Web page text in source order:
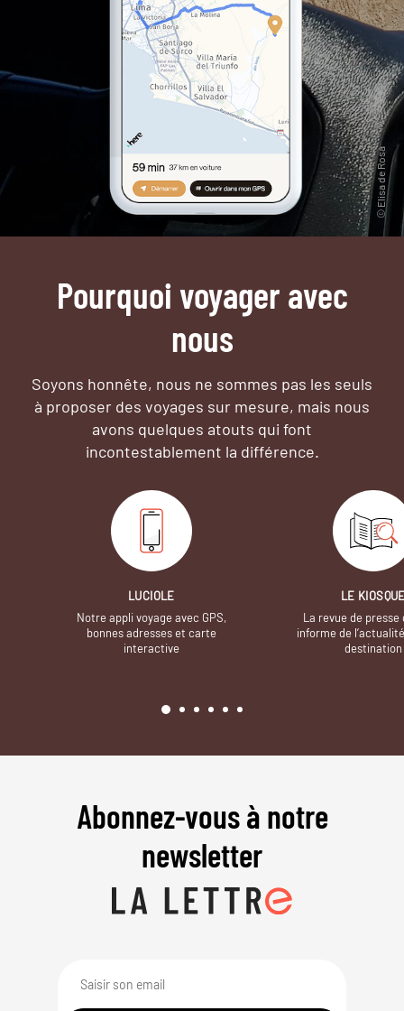
Pourquoi voyager avec
nous
Soyons honnête, nous ne sommes pas les seuls
à proposer des voyages sur mesure, mais nous
avons quelques atouts qui font
incontestablement la différence.
LUCIOLE
Notre appli voyage avec GPS,
bonnes adresses et carte
interactive
LE
La revue de presse
informe de
destination
Abonnez-vous à notre
newsletter